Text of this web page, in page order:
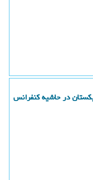
در حاشیه کنفرانس